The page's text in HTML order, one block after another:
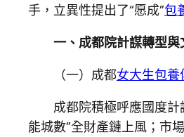
手，立異性提出了“愿成”包
一、成都院計謀轉型
（一）成都女大生包養
成都院積極呼應國度
能城數”全財產鏈上風；市